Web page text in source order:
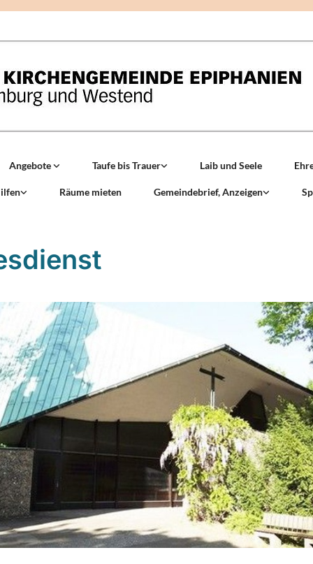
Angebote Taufe bis Trauer Laib und Seele
Räume mieten Gemeindebrief, Anzeigen